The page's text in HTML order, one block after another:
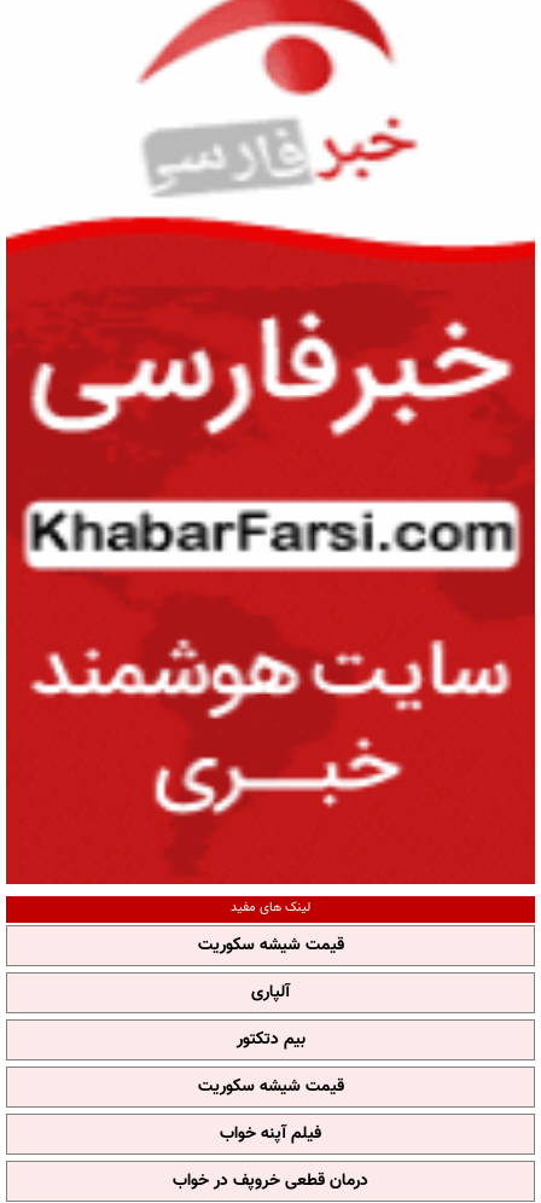
لینک های مفید
قیمت شیشه سکوریت
آلپاری
بیم دتکتور
قیمت شیشه سکوریت
فیلم آپنه خواب
درمان قطعی خروپف در خواب